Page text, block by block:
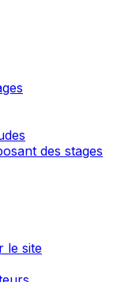
des stages
le site